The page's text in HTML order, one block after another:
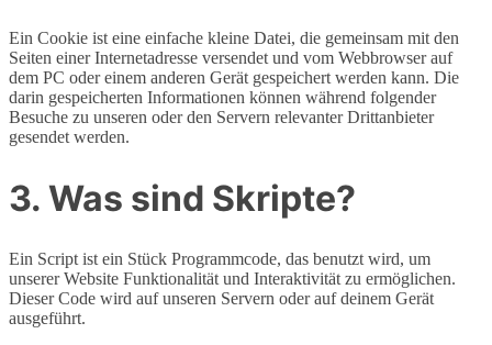
Ein Cookie ist eine einfache kleine Datei, die gemeinsam mit den
Seiten einer Internetadresse versendet und vom Webbrowser auf
dem PC oder einem anderen Gerät gespeichert werden kann. Die
darin gespeicherten Informationen können während folgender
Besuche zu unseren oder den Servern relevanter Drittanbieter
gesendet werden.
3. Was sind Skripte?
Ein Script ist ein Stück Programmcode, das benutzt wird, um
unserer Website Funktionalität und Interaktivität zu ermöglichen.
Dieser Code wird auf unseren Servern oder auf deinem Gerät
ausgeführt.